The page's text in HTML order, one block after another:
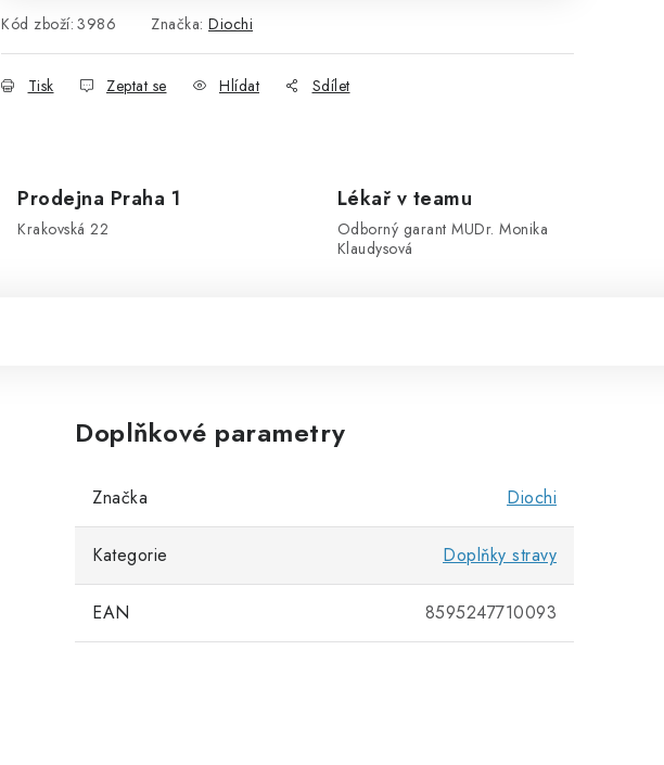
Kód zboží: 3986 Značka: Diochi
Tisk Zeptat se Hlídat Sdílet
Prodejna Praha 1
Krakovská 22
Lékař v teamu
Odborný garant MUDr. Monika
Klaudysová
Doplňkové parametry
Značka Diochi
Kategorie Doplňky stravy
EAN 8595247710093